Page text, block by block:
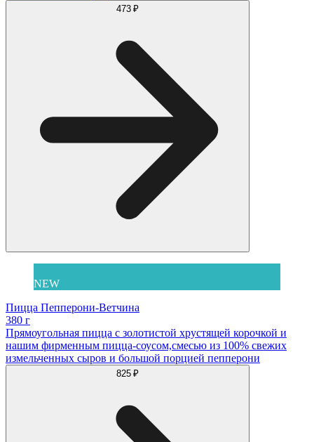
473 ₽
NEW
Пицца Пепперони-Ветчина
380 г
Прямоугольная пицца с золотистой хрустящей корочкой и
нашим фирменным пицца-соусом,смесью из 100% свежих
измельченных сыров и большой порцией пепперони
825 ₽